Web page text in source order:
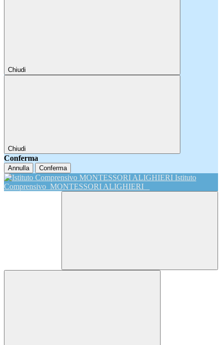
Chiudi
Chiudi
Conferma
Annulla Conferma
Istituto
Comprensivo MONTESSORI ALIGHIERI